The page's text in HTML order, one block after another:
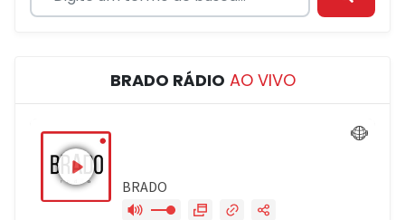
BRADO RÁDIO AO VIVO